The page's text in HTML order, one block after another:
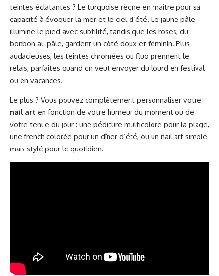
teintes éclatantes ? Le turquoise règne en maître pour sa
capacité à évoquer la mer et le ciel d’été. Le jaune pâle
illumine le pied avec subtilité, tandis que les roses, du
bonbon au pâle, gardent un côté doux et féminin. Plus
audacieuses, les teintes chromées ou fluo prennent le
relais, parfaites quand on veut envoyer du lourd en festival
ou en vacances.
Le plus ? Vous pouvez complètement personnaliser votre
nail art en fonction de votre humeur du moment ou de
votre tenue du jour : une pédicure multicolore pour la plage,
une french colorée pour un dîner d’été, ou un nail art simple
mais stylé pour le quotidien.